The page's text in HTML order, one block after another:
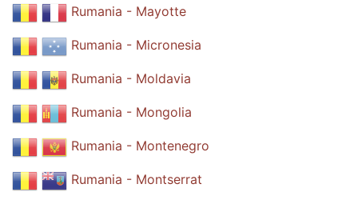
Rumania - Mayotte
Rumania - Micronesia
Rumania - Moldavia
Rumania - Mongolia
Rumania - Montenegro
Rumania - Montserrat